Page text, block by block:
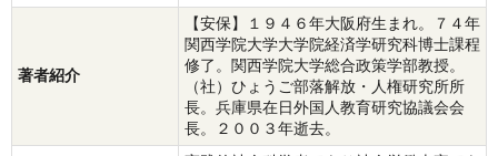
著者紹介
【安保】１９４６年大阪府生まれ。７４年
関西学院大学大学院経済学研究科博士課程
修了。関西学院大学総合政策学部教授。
（社）ひょうご部落解放・人権研究所所
長。兵庫県在日外国人教育研究協議会会
長。２００３年逝去。